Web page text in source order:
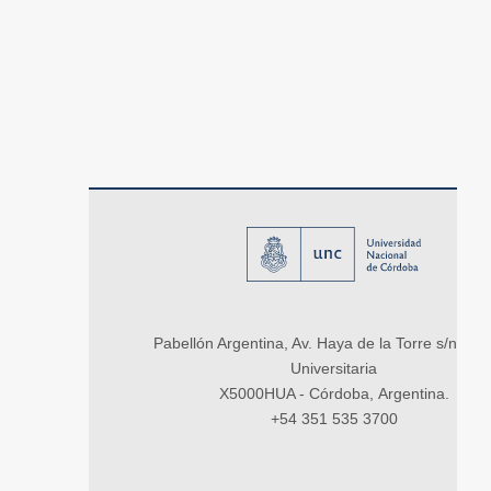
Pabellón Argentina, Av. Haya de la Torre s/n,
Universitaria
X5000HUA - Córdoba, Argentina.
+54 351 535 3700